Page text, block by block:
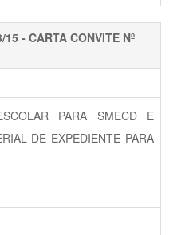
15 - CARTA CONVITE Nº
PARA SMECD E
DE EXPEDIENTE PARA